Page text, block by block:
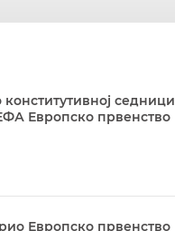
седници
Европско првенство
Европско првенство